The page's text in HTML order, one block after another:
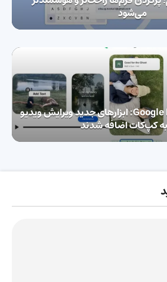
می‌شود
آپدیت جدید Google Photos: ابزارهای جدید ویرایش ویدیو
کپ‌کات اضافه شدند